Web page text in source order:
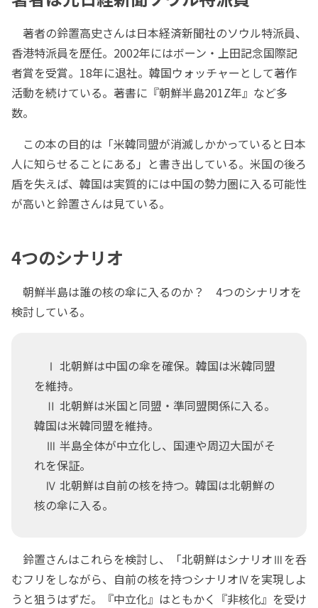
著者の鈴置高史さんは日本経済新聞社のソウル特派員、
香港特派員を歴任。2002年にはボーン・上田記念国際記
者賞を受賞。18年に退社。韓国ウォッチャーとして著作
活動を続けている。著書に『朝鮮半島201Z年』など多
数。
この本の目的は「米韓同盟が消滅しかかっていると日本
人に知らせることにある」と書き出している。米国の後ろ
盾を失えば、韓国は実質的には中国の勢力圏に入る可能性
が高いと鈴置さんは見ている。
4つのシナリオ
朝鮮半島は誰の核の傘に入るのか？ 4つのシナリオを
検討している。
Ⅰ 北朝鮮は中国の傘を確保。韓国は米韓同盟
を維持。
Ⅱ 北朝鮮は米国と同盟・準同盟関係に入る。
韓国は米韓同盟を維持。
Ⅲ 半島全体が中立化し、国連や周辺大国がそ
れを保証。
Ⅳ 北朝鮮は自前の核を持つ。韓国は北朝鮮の
核の傘に入る。
鈴置さんはこれらを検討し、「北朝鮮はシナリオⅢを呑
むフリをしながら、自前の核を持つシナリオⅣを実現しよ
うと狙うはずだ。『中立化』はともかく『非核化』を受け